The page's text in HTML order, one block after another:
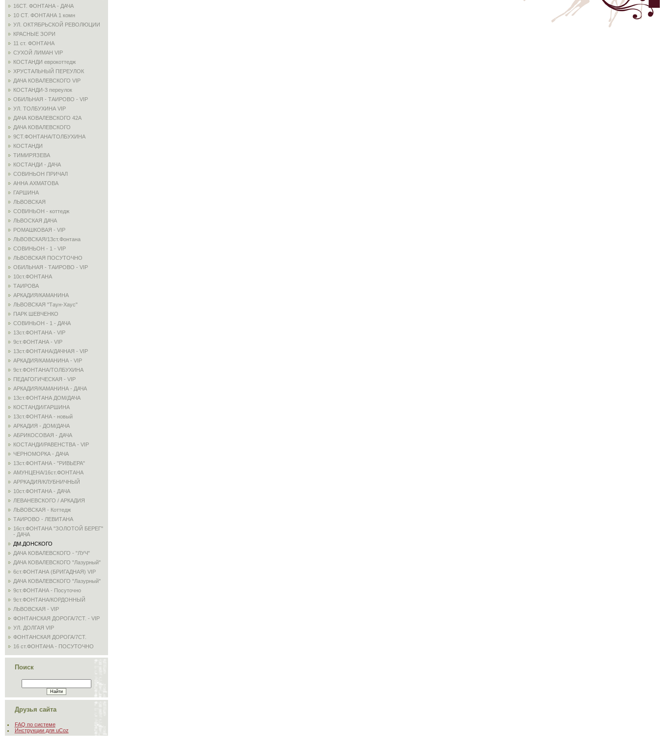
16СТ. ФОНТАНА - ДАЧА
10 СТ. ФОНТАНА 1 комн
УЛ. ОКТЯБРЬСКОЙ РЕВОЛЮЦИИ
КРАСНЫЕ ЗОРИ
11 ст. ФОНТАНА
СУХОЙ ЛИМАН VIP
КОСТАНДИ еврокоттедж
ХРУСТАЛЬНЫЙ ПЕРЕУЛОК
ДАЧА КОВАЛЕВСКОГО VIP
КОСТАНДИ-3 переулок
ОБИЛЬНАЯ - ТАИРОВО - VIP
УЛ. ТОЛБУХИНА VIP
ДАЧА КОВАЛЕВСКОГО 42А
ДАЧА КОВАЛЕВСКОГО
9СТ.ФОНТАНА/ТОЛБУХИНА
КОСТАНДИ
ТИМИРЯЗЕВА
КОСТАНДИ - ДАЧА
СОВИНЬОН ПРИЧАЛ
АННА АХМАТОВА
ГАРШИНА
ЛЬВОВСКАЯ
СОВИНЬОН - коттедж
ЛЬВОСКАЯ ДАЧА
РОМАШКОВАЯ - VIP
ЛЬВОВСКАЯ/13ст.Фонтана
СОВИНЬОН - 1 - VIP
ЛЬВОВСКАЯ ПОСУТОЧНО
ОБИЛЬНАЯ - ТАИРОВО - VIP
10ст.ФОНТАНА
ТАИРОВА
АРКАДИЯ/КАМАНИНА
ЛЬВОВСКАЯ "Таун-Хаус"
ПАРК ШЕВЧЕНКО
СОВИНЬОН - 1 - ДАЧА
13ст.ФОНТАНА - VIP
9ст.ФОНТАНА - VIP
13ст.ФОНТАНА/ДАЧНАЯ - VIP
АРКАДИЯ/КАМАНИНА - VIP
9ст.ФОНТАНА/ТОЛБУХИНА
ПЕДАГОГИЧЕСКАЯ - VIP
АРКАДИЯ/КАМАНИНА - ДАЧА
13ст.ФОНТАНА ДОМ/ДАЧА
КОСТАНДИ/ГАРШИНА
13ст.ФОНТАНА - новый
АРКАДИЯ - ДОМ/ДАЧА
АБРИКОСОВАЯ - ДАЧА
КОСТАНДИ/РАВЕНСТВА - VIP
ЧЕРНОМОРКА - ДАЧА
13ст.ФОНТАНА - "РИВЬЕРА"
АМУНЦЕНА/16ст.ФОНТАНА
АРРКАДИЯ/КЛУБНИЧНЫЙ
10ст.ФОНТАНА - ДАЧА
ЛЕВАНЕВСКОГО / АРКАДИЯ
ЛЬВОВСКАЯ - Коттедж
ТАИРОВО - ЛЕВИТАНА
16ст.ФОНТАНА "ЗОЛОТОЙ БЕРЕГ"
- ДАЧА
ДМ.ДОНСКОГО
ДАЧА КОВАЛЕВСКОГО - "ЛУЧ"
ДАЧА КОВАЛЕВСКОГО "Лазурный"
6ст.ФОНТАНА (БРИГАДНАЯ) VIP
ДАЧА КОВАЛЕВСКОГО "Лазурный"
9ст.ФОНТАНА - Посуточно
9ст.ФОНТАНА/КОРДОННЫЙ
ЛЬВОВСКАЯ - VIP
ФОНТАНСКАЯ ДОРОГА/7СТ. - VIP
УЛ. ДОЛГАЯ VIP
ФОНТАНСКАЯ ДОРОГА/7СТ.
16 ст.ФОНТАНА - ПОСУТОЧНО
Поиск
Друзья сайта
FAQ по системе
Инструкции для uCoz